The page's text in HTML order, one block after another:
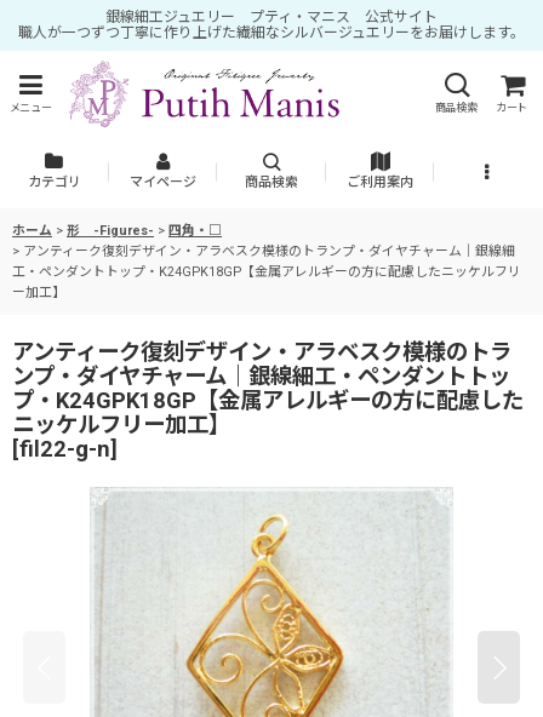
銀線細工ジュエリー プティ・マニス 公式サイト
職人が一つずつ丁寧に作り上げた繊細なシルバージュエリーをお届けします。
メニュー 商品検索 カート
カテゴリ マイページ 商品検索 ご利用案内
ホーム > 形 -Figures- > 四角・□
> アンティーク復刻デザイン・アラベスク模様のトランプ・ダイヤチャーム｜銀線細
工・ペンダントトップ・K24GPK18GP【金属アレルギーの方に配慮したニッケルフリ
ー加工】
アンティーク復刻デザイン・アラベスク模様のトラ
ンプ・ダイヤチャーム｜銀線細工・ペンダントトッ
プ・K24GPK18GP【金属アレルギーの方に配慮した
ニッケルフリー加工】
[fil22-g-n]